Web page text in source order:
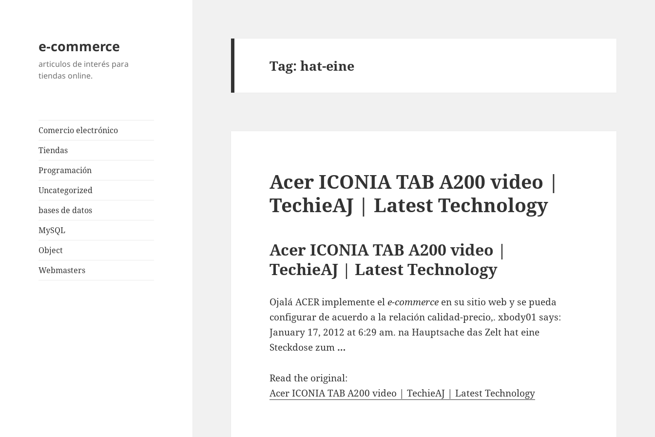
e-commerce
articulos de interés para
tiendas online.
Comercio electrónico
Tiendas
Programación
Uncategorized
bases de datos
MySQL
Object
Webmasters
Tag:hat-eine
Acer ICONIA TAB A200 video |
TechieAJ | Latest Technology
Acer ICONIA TAB A200 video |
TechieAJ | Latest Technology
Ojalá ACER implemente ele-commerce en su sitio web y se pueda
configurar de acuerdo a la relación calidad-precio,. xbody01 says:
January 17, 2012 at 6:29 am. na Hauptsache das Zelt hat eine
Steckdose zum …
Read the original:
Acer ICONIA TAB A200 video | TechieAJ | Latest Technology